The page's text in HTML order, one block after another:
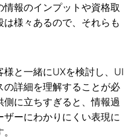
報のインプットや資格取
様々あるので、それらも
と一緒にUXを検討し、UI
の詳細を理解することが必
に立ちすぎると、情報過
ーにわかりにくい表現に